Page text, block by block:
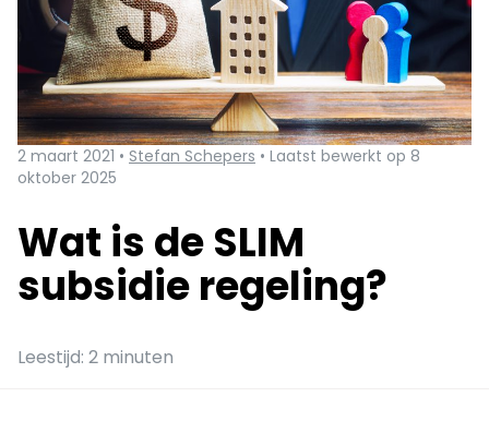
2 maart 2021 • Stefan Schepers • Laatst bewerkt op 8
oktober 2025
Wat is de SLIM
subsidie regeling?
Leestijd: 2 minuten